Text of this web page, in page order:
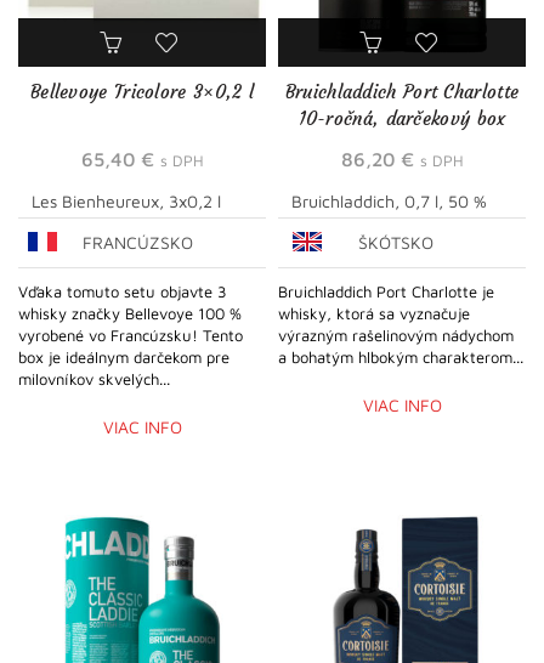
Bellevoye Tricolore 3×0,2 l
65,40 € s DPH
Les Bienheureux, 3x0,2 l
FRANCÚZSKO
Vďaka tomuto setu objavte 3
whisky značky Bellevoye 100 %
vyrobené vo Francúzsku! Tento
box je ideálnym darčekom pre
milovníkov skvelých...
VIAC INFO
Bruichladdich Port Charlotte
10-ročná, darčekový box
86,20 € s DPH
Bruichladdich, 0,7 l, 50 %
ŠKÓTSKO
Bruichladdich Port Charlotte je
whisky, ktorá sa vyznačuje
výrazným rašelinovým nádychom
a bohatým hlbokým charakterom...
VIAC INFO